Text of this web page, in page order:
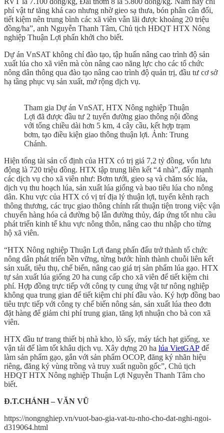
phí vật tư tăng khá cao nhưng nhờ gieo sạ thưa, bón phân cân đối,
tiết kiệm nên trung bình các xã viên vẫn lãi được khoảng 20 triệu
đồng/ha”, anh Nguyễn Thanh Tâm, Chủ tịch HĐQT HTX Nông
nghiệp Thuận Lợi phấn khởi cho biết.
Dự án VnSAT không chỉ đào tạo, tập huấn nâng cao trình độ sản
xuất lúa cho xã viên mà còn nâng cao năng lực cho các tổ chức
nông dân thông qua đào tạo nâng cao trình độ quản trị, đầu tư cơ sở
hạ tầng phục vụ sản xuất, mở rộng dịch vụ.
Tham gia Dự án VnSAT, HTX Nông nghiệp Thuận
Lợi đã được đầu tư 2 tuyến đường giao thông nội đồng
với tổng chiều dài hơn 5 km, 4 cây cầu, kết hợp trạm
bơm, tạo điều kiện giao thông thuận lợi. Ảnh: Trung
Chánh.
Hiện tổng tài sản cố định của HTX có trị giá 7,2 tỷ đồng, vốn lưu
động là 720 triệu đồng. HTX tập trung liên kết “4 nhà”, đẩy mạnh
các dịch vụ cho xã viên như: Bơm tưới, gieo sạ và chăm sóc lúa,
dịch vụ thu hoạch lúa, sản xuất lúa giống và bao tiêu lúa cho nông
dân. Khu vực của HTX có vị trí địa lý thuận lợi, tuyến kênh rạch
thông thương, các trục giao thông chính rất thuận tiện trong việc vận
chuyển hàng hóa cả đường bộ lẫn đường thủy, đáp ứng tốt nhu cầu
phát triển kinh tế khu vực nông thôn, nâng cao thu nhập cho từng
hộ xã viên.
“HTX Nông nghiệp Thuận Lợi đang phấn đấu trở thành tổ chức
nông dân phát triển bền vững, từng bước hình thành chuỗi liên kết
sản xuất, tiêu thụ, chế biến, nâng cao giá trị sản phẩm lúa gạo. HTX
tự sản xuất lúa giống 20 ha cung cấp cho xã viên để tiết kiệm chi
phí. Hợp đồng trực tiếp với công ty cung ứng vật tư nông nghiệp
không qua trung gian để tiết kiệm chi phí đầu vào. Ký hợp đồng bao
tiêu trực tiếp với công ty chế biến nông sản, sản xuất lúa theo đơn
đặt hàng để giảm chi phí trung gian, tăng lợi nhuận cho bà con xã
viên.
HTX đầu tư trang thiết bị nhà kho, lò sấy, máy tách hạt giống, xe
vận tải để làm tốt khâu dịch vụ. Xây dựng 20 ha lúa VietGAP để
làm sản phẩm gạo, gắn với sản phẩm OCOP, đăng ký nhãn hiệu
riêng, đăng ký vùng trồng và truy xuất nguồn gốc”, Chủ tịch
HĐQT HTX Nông nghiệp Thuận Lợi Nguyễn Thanh Tâm cho
biết.
Đ.T.CHÁNH – VĂN VŨ
https://nongnghiep.vn/vuot-bao-gia-vat-tu-nho-cho-dat-nghi-ngoi-
d319064.html